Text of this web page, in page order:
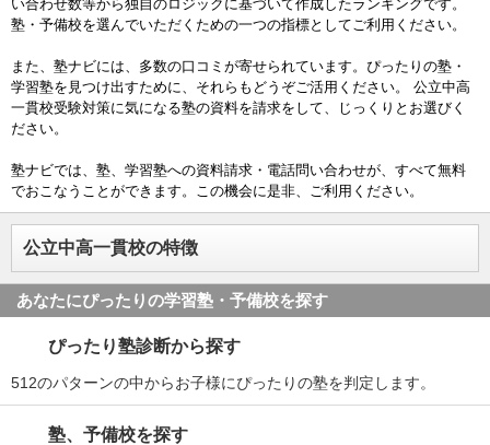
い合わせ数等から独自のロジックに基づいて作成したランキングです。
塾・予備校を選んでいただくための一つの指標としてご利用ください。
また、塾ナビには、多数の口コミが寄せられています。ぴったりの塾・
学習塾を見つけ出すために、それらもどうぞご活用ください。 公立中高
一貫校受験対策に気になる塾の資料を請求をして、じっくりとお選びく
ださい。
塾ナビでは、塾、学習塾への資料請求・電話問い合わせが、すべて無料
でおこなうことができます。この機会に是非、ご利用ください。
公立中高一貫校の特徴
あなたにぴったりの学習塾・予備校を探す
ぴったり塾診断から探す
512のパターンの中からお子様にぴったりの塾を判定します。
塾、予備校を探す